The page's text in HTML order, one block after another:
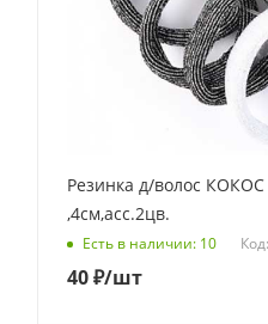
Резинка д/волос
,4см,асс.2цв.
Есть в наличии: 10
40₽/шт